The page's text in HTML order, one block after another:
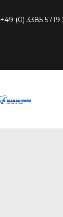
+49 (0) 3385 5719